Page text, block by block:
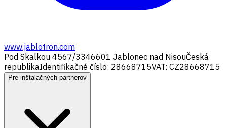
www.jablotron.com
Pod Skalkou 4567/3346601 Jablonec nad NisouČeská
republikaIdentifikačné číslo: 28668715VAT: CZ28668715
Pre inštalačných partnerov